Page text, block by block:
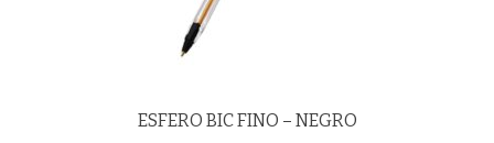
ESFERO BIC FINO – NEGRO